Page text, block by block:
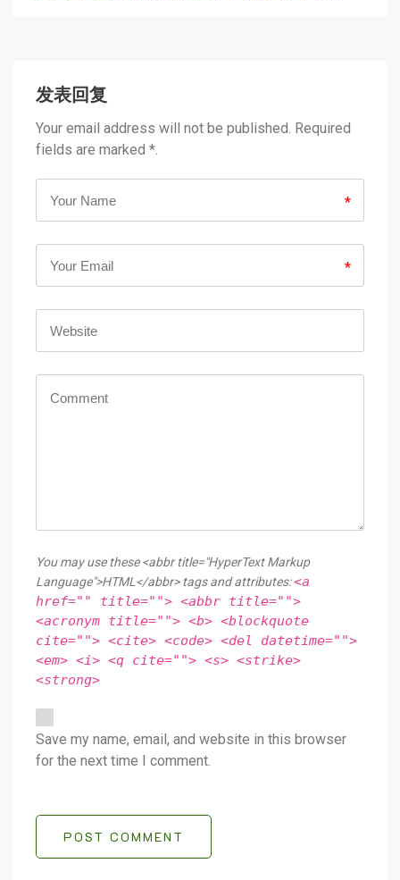
发表回复
Your email address will not be published. Required
fields are marked *.
*
*
You may use these <abbr title="HyperText Markup
Language">HTML</abbr> tags and attributes:<a
href="" title=""> <abbr title="">
<acronym title=""> <b> <blockquote
cite=""> <cite> <code> <del datetime="">
<em> <i> <q cite=""> <s> <strike>
<strong>
Save my name, email, and website in this browser
for the next time I comment.
POST COMMENT